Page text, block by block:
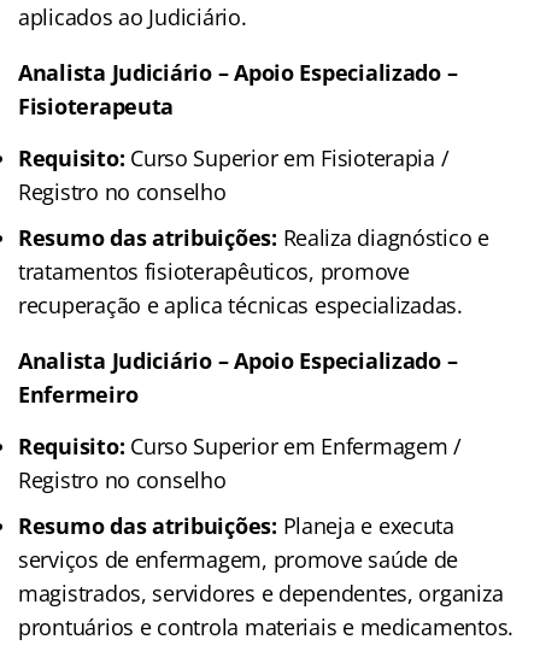
aplicados ao Judiciário.
Analista Judiciário – Apoio Especializado –
Fisioterapeuta
Requisito: Curso Superior em Fisioterapia /
Registro no conselho
Resumo das atribuições: Realiza diagnóstico e
tratamentos fisioterapêuticos, promove
recuperação e aplica técnicas especializadas.
Analista Judiciário – Apoio Especializado –
Enfermeiro
Requisito: Curso Superior em Enfermagem /
Registro no conselho
Resumo das atribuições: Planeja e executa
serviços de enfermagem, promove saúde de
magistrados, servidores e dependentes, organiza
prontuários e controla materiais e medicamentos.